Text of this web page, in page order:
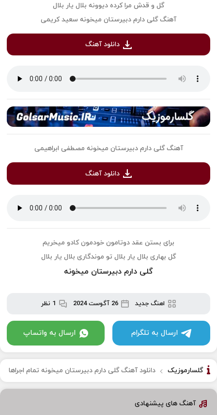
گل و قدش مرا کرده دیوونه بلال یار بلال
آهنگ گلی دارم دبیرستان میخونه سعید کریمی
دانلود آهنگ
آهنگ گلی دارم دبیرستان میخونه مصطفی ابراهیمی
دانلود آهنگ
برای بستن عقد دوتامون خودمون کادو میخریم
گل بهاری بلال یار بلال تو موندگاری بلال یار بلال
گلی دارم دبیرستان میخونه
اهنگ جدید 26 آگوست 2024 1 نظر
ارسال به تلگرام ارسال به واتساپ
گلسارموزیک دانلود آهنگ گلی دارم دبیرستان میخونه تمام اجراها
آهنگ های پیشنهادی